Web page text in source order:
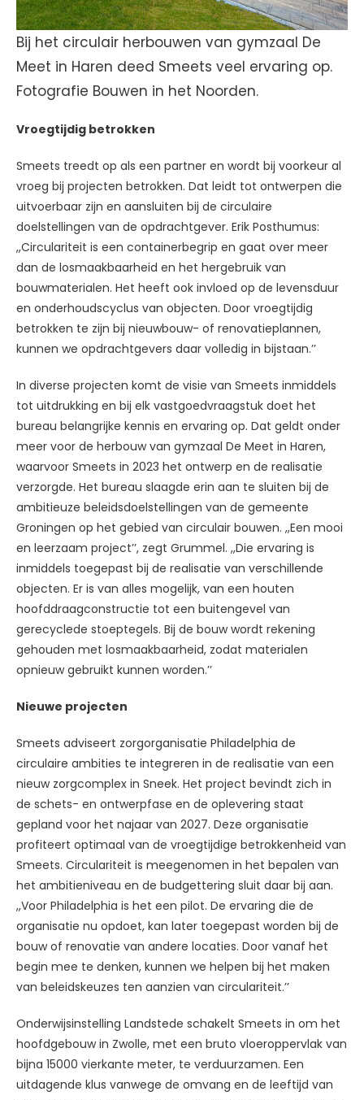
Bij het circulair herbouwen van gymzaal De
Meet in Haren deed Smeets veel ervaring op.
Fotografie Bouwen in het Noorden.
Vroegtijdig betrokken
Smeets treedt op als een partner en wordt bij voorkeur al
vroeg bij projecten betrokken. Dat leidt tot ontwerpen die
uitvoerbaar zijn en aansluiten bij de circulaire
doelstellingen van de opdrachtgever. Erik Posthumus:
,,Circulariteit is een containerbegrip en gaat over meer
dan de losmaakbaarheid en het hergebruik van
bouwmaterialen. Het heeft ook invloed op de levensduur
en onderhoudscyclus van objecten. Door vroegtijdig
betrokken te zijn bij nieuwbouw- of renovatieplannen,
kunnen we opdrachtgevers daar volledig in bijstaan.’’
In diverse projecten komt de visie van Smeets inmiddels
tot uitdrukking en bij elk vastgoedvraagstuk doet het
bureau belangrijke kennis en ervaring op. Dat geldt onder
meer voor de herbouw van gymzaal De Meet in Haren,
waarvoor Smeets in 2023 het ontwerp en de realisatie
verzorgde. Het bureau slaagde erin aan te sluiten bij de
ambitieuze beleidsdoelstellingen van de gemeente
Groningen op het gebied van circulair bouwen. ,,Een mooi
en leerzaam project’’, zegt Grummel. ,,Die ervaring is
inmiddels toegepast bij de realisatie van verschillende
objecten. Er is van alles mogelijk, van een houten
hoofddraagconstructie tot een buitengevel van
gerecyclede stoeptegels. Bij de bouw wordt rekening
gehouden met losmaakbaarheid, zodat materialen
opnieuw gebruikt kunnen worden.’’
Nieuwe projecten
Smeets adviseert zorgorganisatie Philadelphia de
circulaire ambities te integreren in de realisatie van een
nieuw zorgcomplex in Sneek. Het project bevindt zich in
de schets- en ontwerpfase en de oplevering staat
gepland voor het najaar van 2027. Deze organisatie
profiteert optimaal van de vroegtijdige betrokkenheid van
Smeets. Circulariteit is meegenomen in het bepalen van
het ambitieniveau en de budgettering sluit daar bij aan.
,,Voor Philadelphia is het een pilot. De ervaring die de
organisatie nu opdoet, kan later toegepast worden bij de
bouw of renovatie van andere locaties. Door vanaf het
begin mee te denken, kunnen we helpen bij het maken
van beleidskeuzes ten aanzien van circulariteit.’’
Onderwijsinstelling Landstede schakelt Smeets in om het
hoofdgebouw in Zwolle, met een bruto vloeroppervlak van
bijna 15000 vierkante meter, te verduurzamen. Een
uitdagende klus vanwege de omvang en de leeftijd van